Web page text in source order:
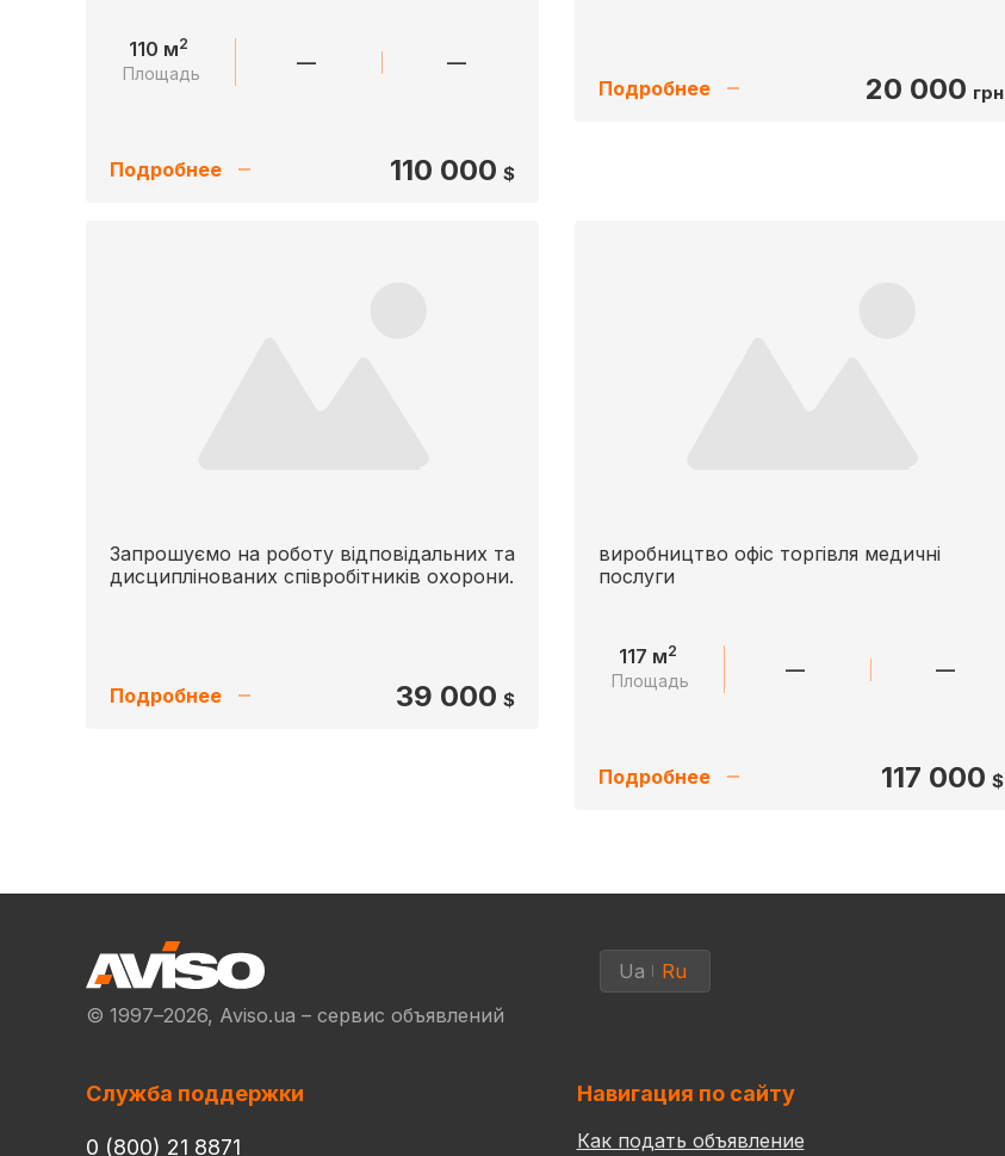
110 м2
Площадь — —
Подробнее 110 000 $
Подробнее 20 000 грн
Запрошуємо на роботу відповідальних та
дисциплінованих співробітників охорони.
Подробнее 39 000 $
виробництво офіс торгівля медичні
послуги
117 м2
Площадь — —
Подробнее 117 000 $
© 1997–2026, Aviso.ua – сервис объявлений
Ua Ru
Служба поддержки
0 (800) 21 8871
Навигация по сайту
Как подать объявление